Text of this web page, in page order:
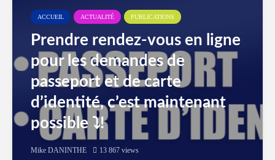
ACCUEIL ACTUALITÉ PUBLICATIONS
Prendre rendez-vous en ligne
pour les demandes de
passeport et de carte
d’identité, c’est maintenant
possible ⤵️!
Mike DANINTHE 13 867 views